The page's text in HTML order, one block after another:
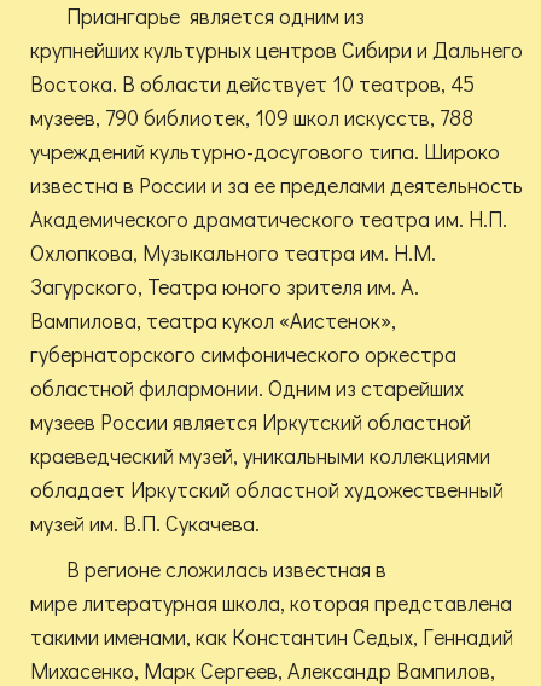
Приангарье является одним из
крупнейших культурных центров Сибири и Дальнего
Востока. В области действует 10 театров, 45
музеев, 790 библиотек, 109 школ искусств, 788
учреждений культурно-досугового типа. Широко
известна в России и за ее пределами деятельность
Академического драматического театра им. Н.П.
Охлопкова, Музыкального театра им. Н.М.
Загурского, Театра юного зрителя им. А.
Вампилова, театра кукол «Аистенок»,
губернаторского симфонического оркестра
областной филармонии. Одним из старейших
музеев России является Иркутский областной
краеведческий музей, уникальными коллекциями
обладает Иркутский областной художественный
музей им. В.П. Сукачева.
В регионе сложилась известная в
мире литературная школа, которая представлена
такими именами, как Константин Седых, Геннадий
Михасенко, Марк Сергеев, Александр Вампилов,